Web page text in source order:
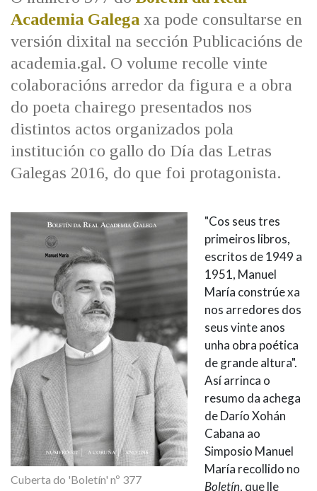
IDENTIDADE CORPORATIVA
MARCIAL DEL ADALID
CASA-MUSEO EMILIA PARDO
BAZÁN
FIGURAS HOMENAXEADAS
HISTORIA
60 ANOS DLG
PRIMAVERA DAS LETRAS
PORTAL DAS PALABRAS
Facebook
TwitterYoutubeInstagram
Bluesky
Academia Galega xa pode consultarse en
versión dixital na sección Publicacións de
academia.gal. O volume recolle vinte
colaboracións arredor da figura e a obra
do poeta chairego presentados nos
distintos actos organizados pola
institución co gallo do Día das Letras
Galegas 2016, do que foi protagonista.
Cuberta do 'Boletín' nº 377
"Cos seus tres
primeiros libros,
escritos de 1949 a
1951, Manuel
María constrúe xa
nos arredores dos
seus vinte anos
unha obra poética
de grande altura".
Así arrinca o
resumo da achega
de Darío Xohán
Cabana ao
Simposio Manuel
María recollido no
Boletín, que lle